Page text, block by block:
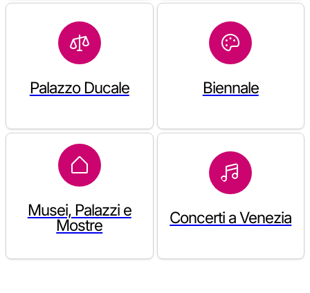
Palazzo Ducale Biennale
Musei, Palazzi e
Mostre
Concerti a Venezia